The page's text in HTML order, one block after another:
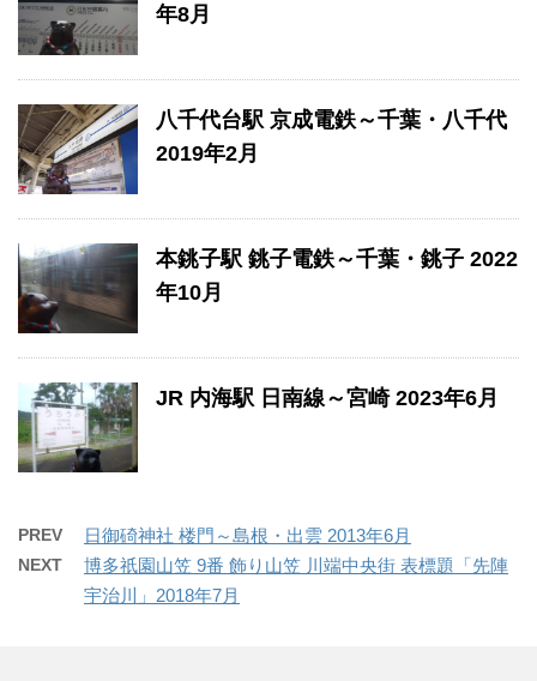
年8月
八千代台駅 京成電鉄～千葉・八千代
2019年2月
本銚子駅 銚子電鉄～千葉・銚子 2022
年10月
JR 内海駅 日南線～宮崎 2023年6月
PREV 日御碕神社 楼門～島根・出雲 2013年6月
NEXT
博多祇園山笠 9番 飾り山笠 川端中央街 表標題「先陣
宇治川」2018年7月